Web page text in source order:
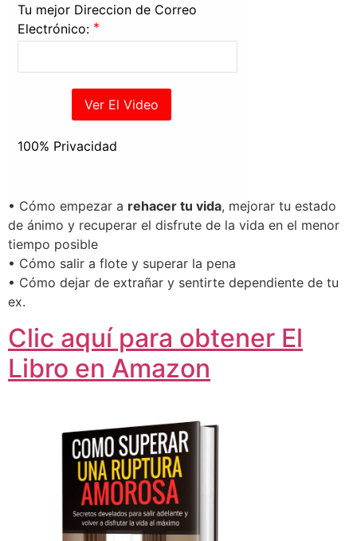
Tu mejor Direccion de Correo
Electrónico: *
Ver El Video
100% Privacidad
• Cómo empezar a rehacer tu vida, mejorar tu estado
de ánimo y recuperar el disfrute de la vida en el menor
tiempo posible
• Cómo salir a flote y superar la pena
• Cómo dejar de extrañar y sentirte dependiente de tu
ex.
Clic aquí para obtener El
Libro en Amazon